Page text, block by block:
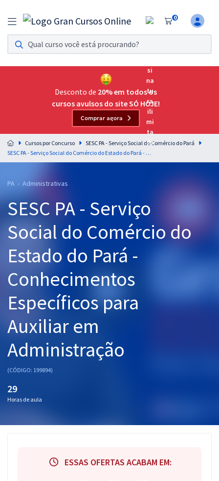
0
Assinatura Ilimitada 11
Acesso a todos os cursos. Teste grátis por 7 dias!
Assinatura OAB Até Passar
Acesso ilimitado a toda preparação para o Exame da
Residências Multiprofissionais
Preparação completa e intensiva para as principais
residências em saúde do Brasil
Cursos 20% OFF
Pós
Graduação
OAB
Questões grátis
Desconto de 20% em todos os
cursos avulsos do site SÓ HOJE!
Comprar agora
Cursos por Concurso
SESC PA - Serviço Social do Comércio do Pará
SESC PA - Serviço Social do Comércio do Estado do Pará - Conhecimentos Específicos para Auxiliar em Administração
PA - Administrativas
SESC PA - Serviço
Social do Comércio do
Estado do Pará -
Conhecimentos
Específicos para
Auxiliar em
Administração
(CÓDIGO: 199894)
29
Horas de aula
ESSAS OFERTAS ACABAM EM: